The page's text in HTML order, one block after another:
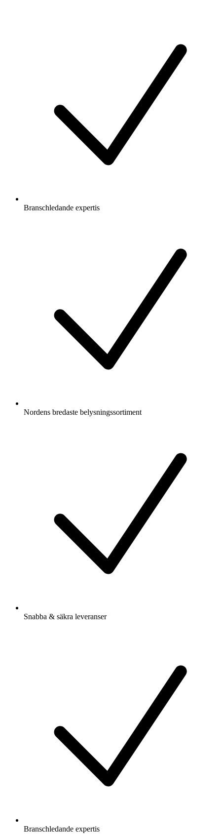
Branschledande expertis
Nordens bredaste belysningssortiment
Snabba & säkra leveranser
Branschledande expertis